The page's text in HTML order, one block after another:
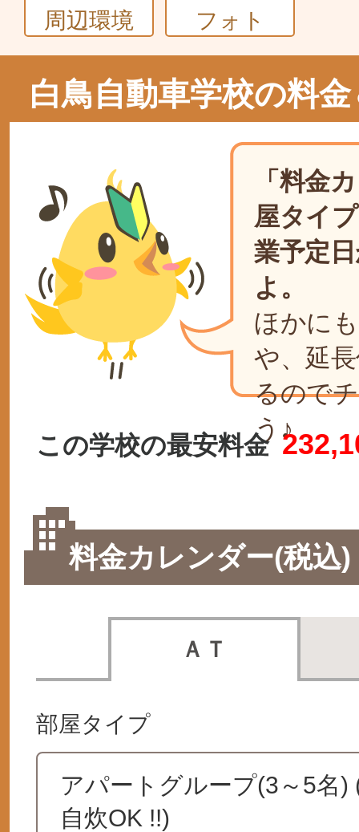
周辺環境 フォト
白鳥自動車学校の料
「料金
屋タイ
業予定
よ。
ほかに
や、延
るので
う♪
この学校の最安料金
料金カレンダー(税込)
ＡＴ
部屋タイプ
アパートグループ(3～5名)
自炊OK !!)